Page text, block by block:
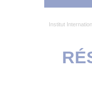
Institut